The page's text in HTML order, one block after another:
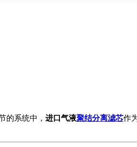
的系统中， 进口气液聚结分离滤芯作